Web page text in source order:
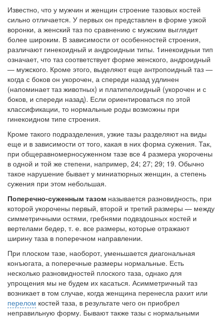
Известно, что у мужчин и женщин строение тазовых костей
сильно отличается. У первых он представлен в форме узкой
воронки, а женский таз по сравнению с мужским выглядит
более широким. В зависимости от особенностей строения,
различают гинекоидный и андро­идныи типы. 1инекоидныи тип
означает, что таз соответ­ствует форме женского, андроидный
— мужского. Кроме этого, выделяют еще антропоидный таз —
когда с боков он укорочен, а спереди назад удлинен
(напоминает таз животных) и платипелоидный (укорочен и с
боков, и спе­реди назад). Если ориентироваться по этой
классифика­ции, то нормальные роды возможны при
гинекоидном типе строения.
Кроме такого подразделения, узкие тазы разделяют на виды
еще и в зависимости от того, какая в них форма сужения. Так,
при общеравномерносуженном тазе все 4 размера укорочены
в одной и той же степени, например, 24; 27; 29; 19. Обычно
такое нарушение бывает у миниа­тюрных женщин, а степень
сужения при этом небольшая.
Поперечно-суженным тазом называется разновид­ность, при
которой укорочены первый, второй и третий размеры — между
симметричными остями, гребнями подвздошных костей и
вертелами бедер, т. е. все размеры, которые отражают
ширину таза в поперечном направ­лении.
При плоском тазе, наоборот, уменьшается диагональ­ная
конъюгата, а поперечные размеры нормальные. Есть
несколько разновидностей плоского таза, однако для
упрощения мы не будем их касаться. Асимметричный таз
возникает в том случае, когда женщина перенесла рахит или
перелом костей таза, в результате чего он приобрел
неправильную форму. Бывают также тазы с нормальны­ми